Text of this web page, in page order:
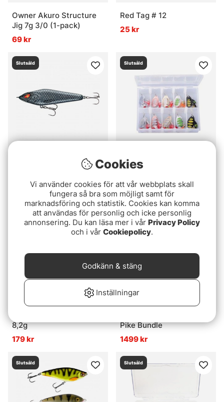
Owner Akuro Structure
Jig 7g 3/0 (1-pack)
69 kr
Red Tag # 12
25 kr
Slutsåld
Daiwa Prorex Lazy Jerk
115 kr
Slutsåld
Savage Gear Rotex
(10-pack)
299 kr
Slutsåld
8,2g
179 kr
Slutsåld
Pike Bundle
1499 kr
Slutsåld Slutsåld
Cookies
Vi använder cookies för att vår webbplats skall
fungera så bra som möjligt samt för
marknadsföring och statistik. Cookies kan komma
att användas för personlig och icke personlig
annonsering. Du kan läsa mer i vår Privacy Policy
och i vår Cookiepolicy.
Inställningar
Godkänn & stäng